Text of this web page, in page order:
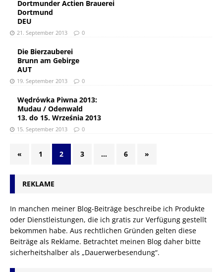
Dortmunder Actien Brauerei
Dortmund
DEU
21. September 2013 0
Die Bierzauberei
Brunn am Gebirge
AUT
19. September 2013 0
Wędrówka Piwna 2013:
Mudau / Odenwald
13. do 15. Września 2013
15. September 2013 0
« 1 2 3 … 6 »
REKLAME
In manchen meiner Blog-Beiträge beschreibe ich Produkte
oder Dienstleistungen, die ich gratis zur Verfügung gestellt
bekommen habe. Aus rechtlichen Gründen gelten diese
Beiträge als Reklame. Betrachtet meinen Blog daher bitte
sicherheitshalber als „Dauerwerbesendung“.